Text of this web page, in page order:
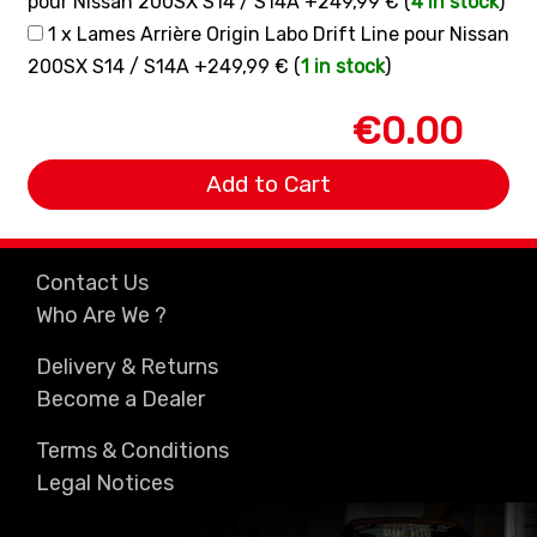
1 x Lames Arrière Origin Labo Drift Line pour Nissan
200SX S14 / S14A +249,99 € (1 in stock)
€0.00
Add to Cart
Contact Us
Who Are We ?
Delivery & Returns
Become a Dealer
Terms & Conditions
Legal Notices